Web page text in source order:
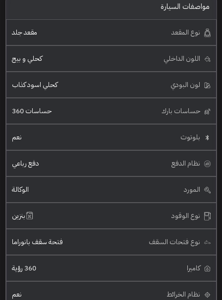
مواصفات السيارة
نوع المقعد مقعد جلد
اللون الداخلي كحلي و بيج
لون البودي كحلي اسود كذاب
حساسات بارك حساسات 360
بلوتوث نعم
نظام الدفع دفع رباعي
المورد الوكالة
نوع الوقود بنزين
نوع فتحات السقف فتحة سقف بانوراما
كاميرا 360 رؤية
نظام الخرائط نعم